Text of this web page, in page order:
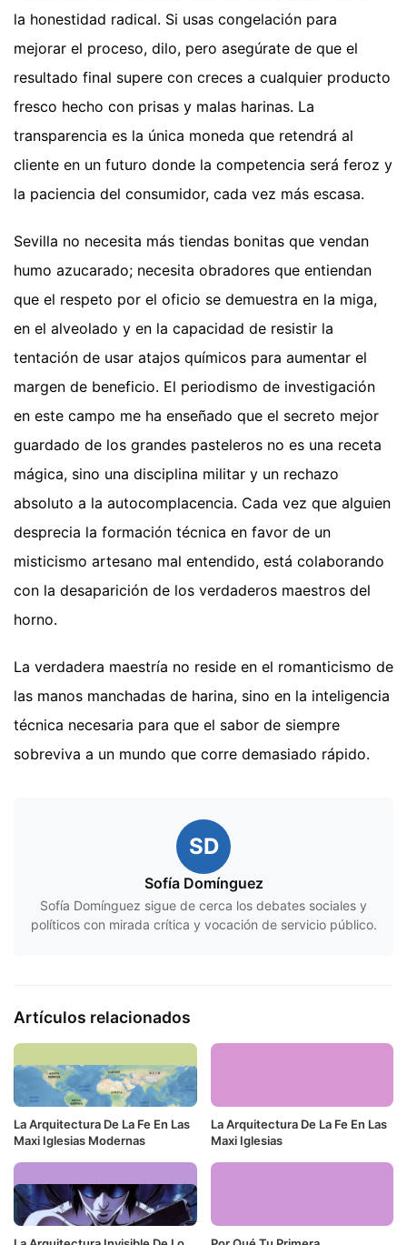
la honestidad radical. Si usas congelación para
mejorar el proceso, dilo, pero asegúrate de que el
resultado final supere con creces a cualquier producto
fresco hecho con prisas y malas harinas. La
transparencia es la única moneda que retendrá al
cliente en un futuro donde la competencia será feroz y
la paciencia del consumidor, cada vez más escasa.
Sevilla no necesita más tiendas bonitas que vendan
humo azucarado; necesita obradores que entiendan
que el respeto por el oficio se demuestra en la miga,
en el alveolado y en la capacidad de resistir la
tentación de usar atajos químicos para aumentar el
margen de beneficio. El periodismo de investigación
en este campo me ha enseñado que el secreto mejor
guardado de los grandes pasteleros no es una receta
mágica, sino una disciplina militar y un rechazo
absoluto a la autocomplacencia. Cada vez que alguien
desprecia la formación técnica en favor de un
misticismo artesano mal entendido, está colaborando
con la desaparición de los verdaderos maestros del
horno.
La verdadera maestría no reside en el romanticismo de
las manos manchadas de harina, sino en la inteligencia
técnica necesaria para que el sabor de siempre
sobreviva a un mundo que corre demasiado rápido.
SD
Sofía Domínguez
Sofía Domínguez sigue de cerca los debates sociales y
políticos con mirada crítica y vocación de servicio público.
Artículos relacionados
La Arquitectura De La Fe En Las
Maxi Iglesias Modernas
La Arquitectura De La Fe En Las
Maxi Iglesias